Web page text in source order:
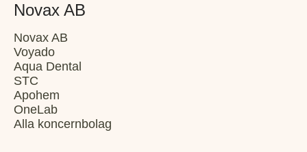
Novax AB
Novax AB
Voyado
Aqua Dental
STC
Apohem
OneLab
Alla koncernbolag